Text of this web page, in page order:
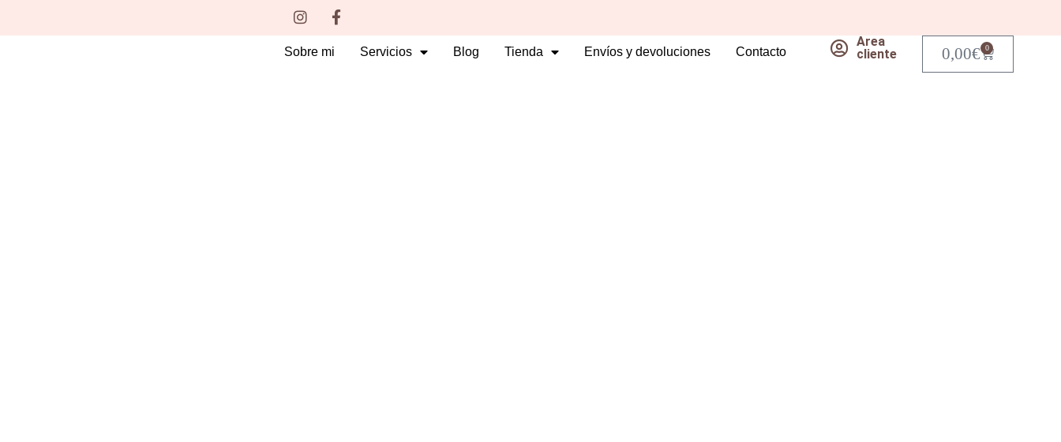
InstagramFacebook-
f
Sobre mi Servicios Blog Tienda Envíos y devoluciones Contacto
Area
cliente
0,00€ 0
Carrito